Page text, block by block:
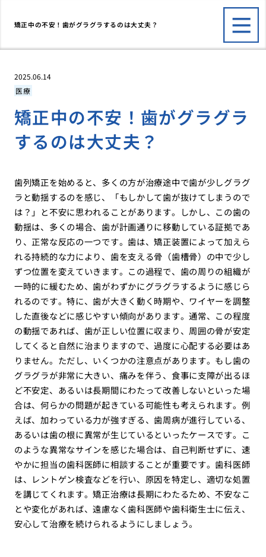
矯正中の不安！歯がグラグラするのは大丈夫？
2025.06.14
医療
矯正中の不安！歯がグラグラ
するのは大丈夫？
歯列矯正を始めると、多くの方が治療途中で歯が少しグラグ
ラと動揺するのを感じ、「もしかして歯が抜けてしまうので
は？」と不安に思われることがあります。しかし、この歯の
動揺は、多くの場合、歯が計画通りに移動している証拠であ
り、正常な反応の一つです。歯は、矯正装置によって加えら
れる持続的な力により、歯を支える骨（歯槽骨）の中で少し
ずつ位置を変えていきます。この過程で、歯の周りの組織が
一時的に緩むため、歯がわずかにグラグラするように感じら
れるのです。特に、歯が大きく動く時期や、ワイヤーを調整
した直後などに感じやすい傾向があります。通常、この程度
の動揺であれば、歯が正しい位置に収まり、周囲の骨が安定
してくると自然に治まりますので、過度に心配する必要はあ
りません。ただし、いくつかの注意点があります。もし歯の
グラグラが非常に大きい、痛みを伴う、食事に支障が出るほ
ど不安定、あるいは長期間にわたって改善しないといった場
合は、何らかの問題が起きている可能性も考えられます。例
えば、加わっている力が強すぎる、歯周病が進行している、
あるいは歯の根に異常が生じているといったケースです。こ
のような異常なサインを感じた場合は、自己判断せずに、速
やかに担当の歯科医師に相談することが重要です。歯科医師
は、レントゲン検査などを行い、原因を特定し、適切な処置
を講じてくれます。矯正治療は長期にわたるため、不安なこ
とや変化があれば、遠慮なく歯科医師や歯科衛生士に伝え、
安心して治療を続けられるようにしましょう。